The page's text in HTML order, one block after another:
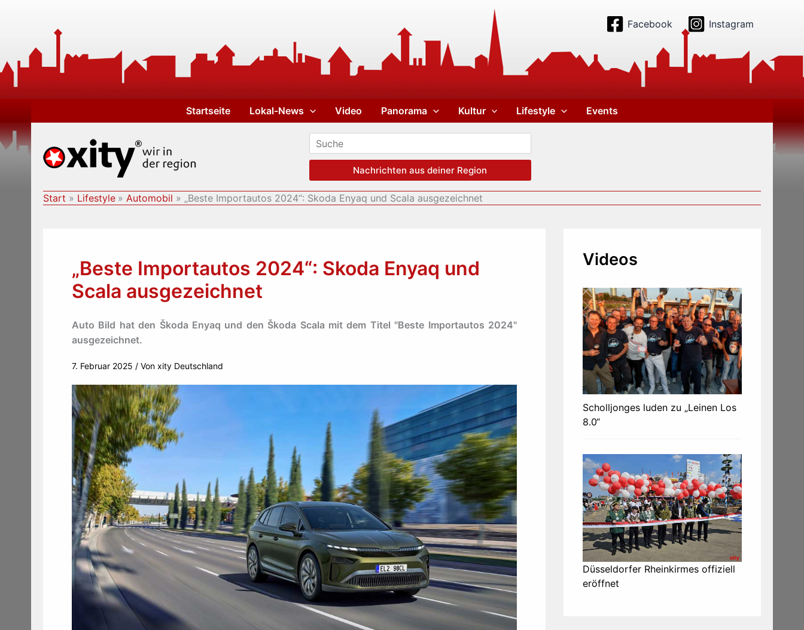
Facebook Instagram
Startseite Lokal-News Video Panorama Kultur Lifestyle Events
Nachrichten aus deiner Region
Start Lifestyle Automobil „Beste Importautos 2024“: Skoda Enyaq und Scala ausgezeichnet
„Beste Importautos 2024“: Skoda Enyaq und
Scala ausgezeichnet
Auto Bild hat den Škoda Enyaq und den Škoda Scala mit dem Titel "Beste Importautos 2024"
ausgezeichnet.
7. Februar 2025 / Von xity Deutschland
Videos
Scholljonges luden zu „Leinen Los
8.0“
Düsseldorfer Rheinkirmes offiziell
eröffnet